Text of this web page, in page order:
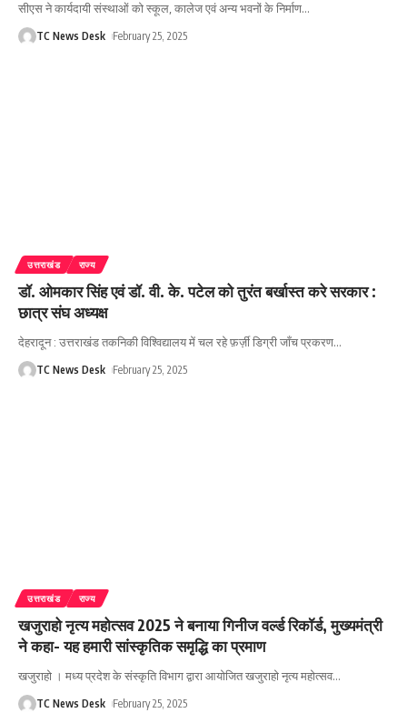
सीएस ने कार्यदायी संस्थाओं को स्कूल, कालेज एवं अन्य भवनों के निर्माण…
TC News Desk February 25, 2025
उत्तराखंड राज्य
डॉ. ओमकार सिंह एवं डॉ. वी. के. पटेल को तुरंत बर्खास्त करे सरकार :
छात्र संघ अध्यक्ष
देहरादून : उत्तराखंड तकनिकी विश्विद्यालय में चल रहे फ़र्ज़ी डिग्री जाँच प्रकरण…
TC News Desk February 25, 2025
उत्तराखंड राज्य
खजुराहो नृत्य महोत्सव 2025 ने बनाया गिनीज वर्ल्ड रिकॉर्ड, मुख्यमंत्री
ने कहा- यह हमारी सांस्कृतिक समृद्धि का प्रमाण
खजुराहो । मध्य प्रदेश के संस्कृति विभाग द्वारा आयोजित खजुराहो नृत्य महोत्सव…
TC News Desk February 25, 2025